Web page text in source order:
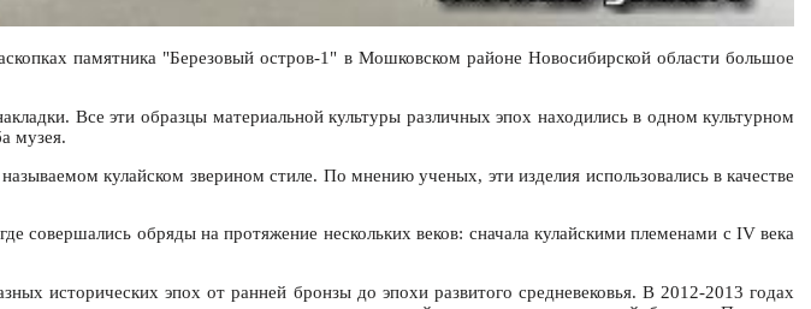
памятника "Березовый остров-1" в Мошковском районе Новосибирской области большое
Все эти образцы материальной культуры различных эпох находились в одном культурном
музея.
кулайском зверином стиле. По мнению ученых, эти изделия использовались в качестве
обряды на протяжение нескольких веков: сначала кулайскими племенами с IV века
исторических эпох от ранней бронзы до эпохи развитого средневековья. В 2012-2013 годах